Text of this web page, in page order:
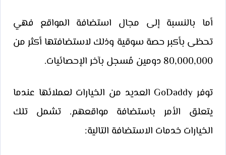
أما بالنسبة إلى مجال استضافة المواقع فهي
تحظى بأكبر حصة سوقية وذلك لاستضافتها أكثر من
80,000,000 دومين مُسجل بآخر الإحصائيات.
توفر GoDaddy العديد من الخيارات لعملائها عندما
يتعلق الأمر باستضافة مواقعهم. تشمل تلك
الخيارات خدمات الاستضافة التالية: